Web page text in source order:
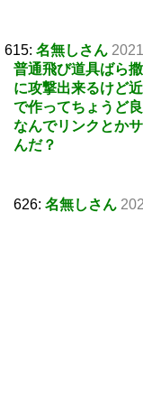
615: 名無しさん
普通飛び道具ばら
に攻撃出来るけど
で作ってちょうど
なんでリンクとか
んだ？
626: 名無しさん